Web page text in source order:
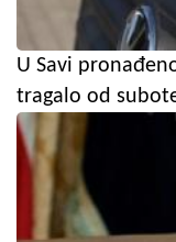
U Savi
tragalo od